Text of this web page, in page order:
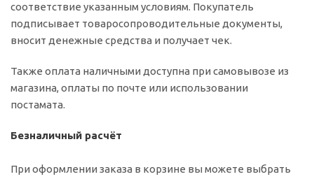
соответствие указанным условиям. Покупатель
подписывает товаросопроводительные документы,
вносит денежные средства и получает чек.
Также оплата наличными доступна при самовывозе из
магазина, оплаты по почте или использовании
постамата.
Безналичный расчёт
При оформлении заказа в корзине вы можете выбрать